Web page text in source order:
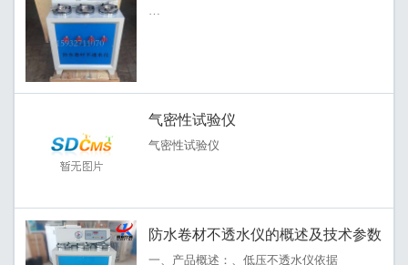
…
气密性试验仪
气密性试验仪
防水卷材不透水仪的概述及技术参数
一、产品概述：、低压不透水仪依据